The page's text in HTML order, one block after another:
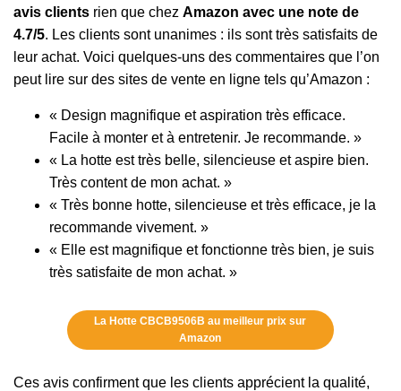
avis clients rien que chezAmazon avec une note de
4.7/5. Les clients sont unanimes : ils sont très satisfaits de
leur achat. Voici quelques-uns des commentaires que l’on
peut lire sur des sites de vente en ligne tels qu’Amazon :
« Design magnifique et aspiration très efficace.
Facile à monter et à entretenir. Je recommande. »
« La hotte est très belle, silencieuse et aspire bien.
Très content de mon achat. »
« Très bonne hotte, silencieuse et très efficace, je la
recommande vivement. »
« Elle est magnifique et fonctionne très bien, je suis
très satisfaite de mon achat. »
La Hotte CBCB9506B au meilleur prix sur
Amazon
Ces avis confirment que les clients apprécient la qualité,